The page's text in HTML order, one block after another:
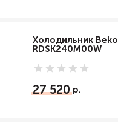
Холодильник Beko
RDSK240M00W
27 520